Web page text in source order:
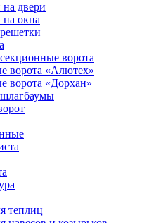
на двери
на окна
ворота
ворота «Алютех»
ворота «Дорхан»
теплиц